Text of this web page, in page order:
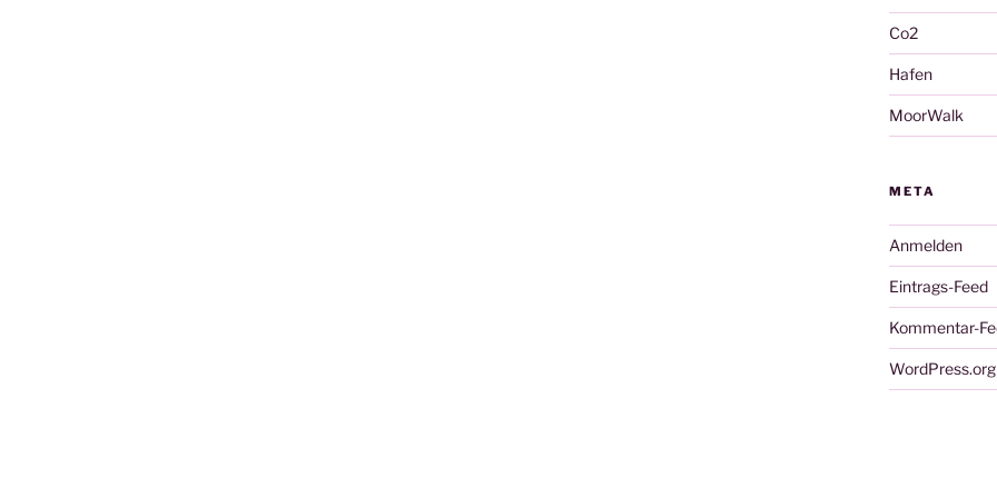
Co2
Hafen
MoorWalk
META
Anmelden
Eintrags-Feed
Kommentar-
WordPress.org